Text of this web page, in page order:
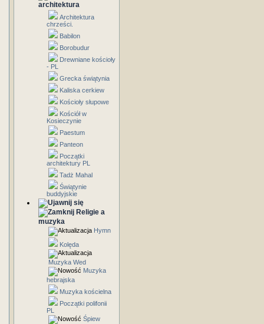
architektura
Architektura
chrześci.
Babilon
Borobudur
Drewniane kościoły
- PL
Grecka świątynia
Kaliska cerkiew
Kościoły słupowe
Kościół w
Kosieczynie
Paestum
Panteon
Początki
architektury PL
Tadż Mahal
Świątynie
buddyjskie
Religie a
muzyka
Hymn
Kolęda
Muzyka Wed
Muzyka
hebrajska
Muzyka kościelna
Początki polifonii
PL
Śpiew